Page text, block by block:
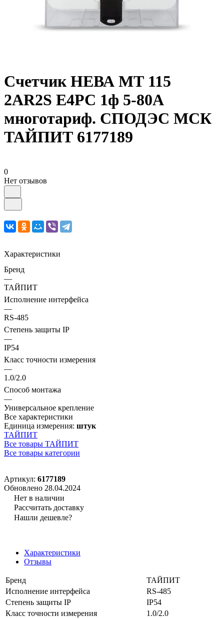
Счетчик НЕВА МТ 115
2AR2S E4PC 1ф 5-80А
многотариф. СПОДЭС МСК
ТАЙПИТ 6177189
0
Нет отзывов
Характеристики
Бренд
—
ТАЙПИТ
Исполнение интерфейса
—
RS-485
Степень защиты IP
—
IP54
Класс точности измерения
—
1.0/2.0
Способ монтажа
—
Универсальное крепление
Все характеристики
Единица измерения: штук
ТАЙПИТ
Все товары ТАЙПИТ
Все товары категории
Артикул: 6177189
Обновлено 28.04.2024
Нет в наличии
Рассчитать доставку
Нашли дешевле?
Характеристики
Отзывы
Бренд
ТАЙПИТ
Исполнение интерфейса
RS-485
Степень защиты IP
IP54
Класс точности измерения
1.0/2.0